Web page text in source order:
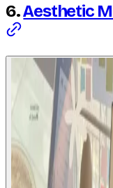
6.Aesthetic